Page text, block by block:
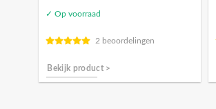
✓ Op voorraad
2 beoordelingen
Bekijk product >